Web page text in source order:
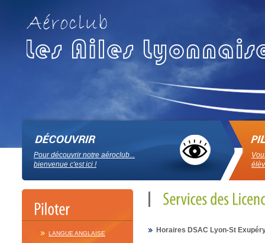
Pour découvrir notre aéroclub...
bienvenue c'est ici !
LANGUE ANGLAISE
Horaires DSAC Lyon-St